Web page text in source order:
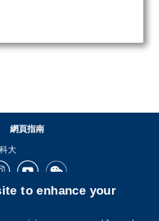
網頁指南
大
YoutubeWechat
to enhance your